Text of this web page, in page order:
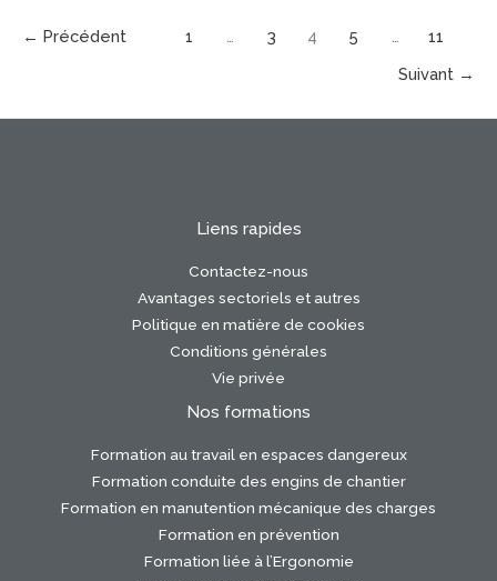
← Précédent 1 3 4 5 11
Suivant →
Liens rapides
Contactez-nous
Avantages sectoriels et autres
Politique en matière de cookies
Conditions générales
Vie privée
Nos formations
Formation au travail en espaces dangereux
Formation conduite des engins de chantier
Formation en manutention mécanique des charges
Formation en prévention
Formation liée à l’Ergonomie